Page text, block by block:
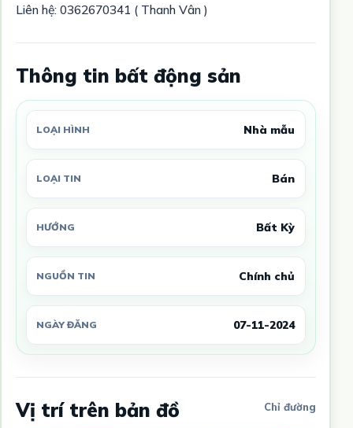
Liên hệ: 0362670341 ( Thanh Vân )
Thông tin bất động sản
LOẠI HÌNH Nhà mẫu
LOẠI TIN Bán
HƯỚNG Bất Kỳ
NGUỒN TIN Chính chủ
NGÀY ĐĂNG 07-11-2024
Vị trí trên bản đồ Chỉ đường